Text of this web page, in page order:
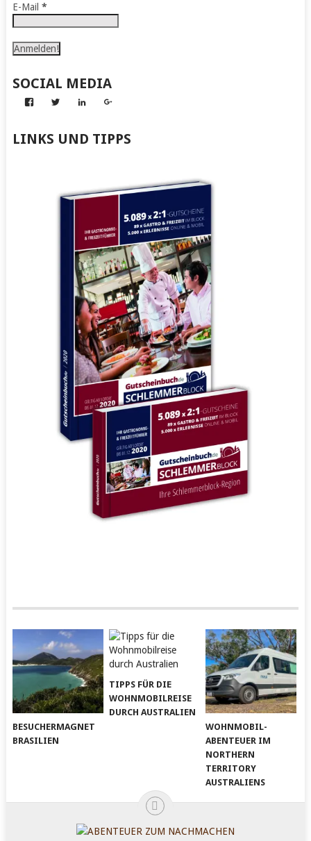
E-Mail *
SOCIAL MEDIA
Profil
Nachmachen
Profil
Kapff
Profil
Kapff
Profil
Kapff
LINKS UND TIPPS
BESUCHERMAGNET
BRASILIEN
TIPPS FÜR DIE
WOHNMOBILREISE
DURCH AUSTRALIEN
WOHNMOBIL-
ABENTEUER IM
NORTHERN
TERRITORY
AUSTRALIENS